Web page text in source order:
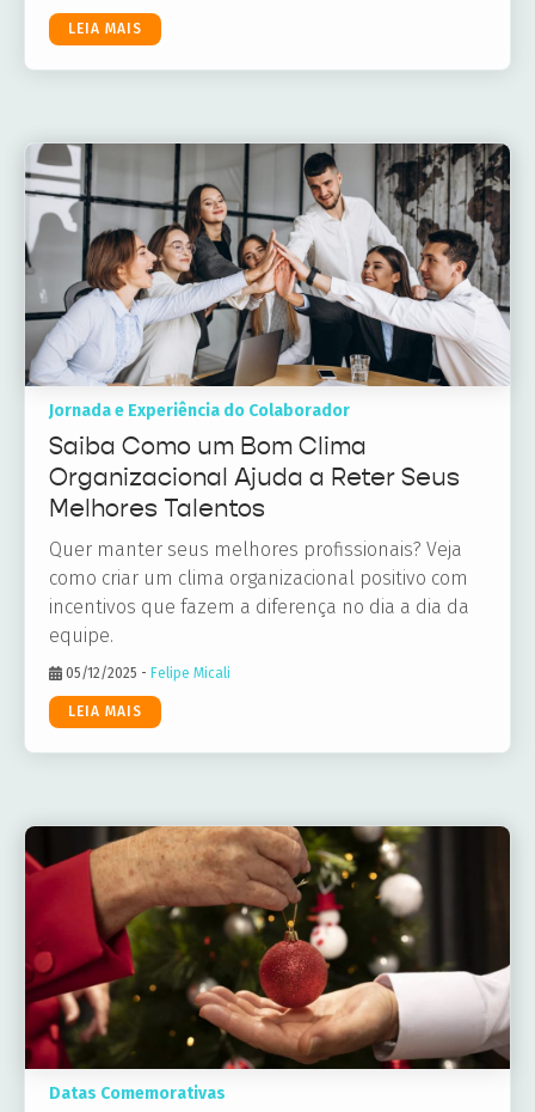
LEIA MAIS
Jornada e Experiência do Colaborador
Saiba Como um Bom Clima
Organizacional Ajuda a Reter Seus
Melhores Talentos
Quer manter seus melhores profissionais? Veja
como criar um clima organizacional positivo com
incentivos que fazem a diferença no dia a dia da
equipe.
05/12/2025 - Felipe Micali
LEIA MAIS
Datas Comemorativas